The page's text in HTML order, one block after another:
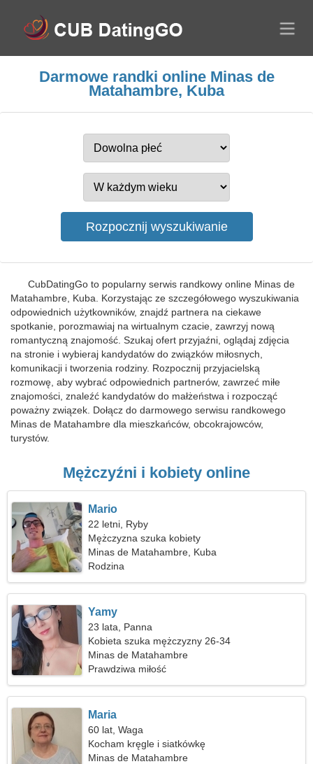
Darmowe randki online Minas de
Matahambre, Kuba
CubDatingGo to popularny serwis randkowy online Minas de
Matahambre, Kuba. Korzystając ze szczegółowego wyszukiwania
odpowiednich użytkowników, znajdź partnera na ciekawe
spotkanie, porozmawiaj na wirtualnym czacie, zawrzyj nową
romantyczną znajomość. Szukaj ofert przyjaźni, oglądaj zdjęcia
na stronie i wybieraj kandydatów do związków miłosnych,
komunikacji i tworzenia rodziny. Rozpocznij przyjacielską
rozmowę, aby wybrać odpowiednich partnerów, zawrzeć miłe
znajomości, znaleźć kandydatów do małżeństwa i rozpocząć
poważny związek. Dołącz do darmowego serwisu randkowego
Minas de Matahambre dla mieszkańców, obcokrajowców,
turystów.
Mężczyźni i kobiety online
Mario
22 letni, Ryby
Mężczyzna szuka kobiety
Minas de Matahambre, Kuba
Rodzina
Yamy
23 lata, Panna
Kobieta szuka mężczyzny 26-34
Minas de Matahambre
Prawdziwa miłość
Maria
60 lat, Waga
Kocham kręgle i siatkówkę
Minas de Matahambre